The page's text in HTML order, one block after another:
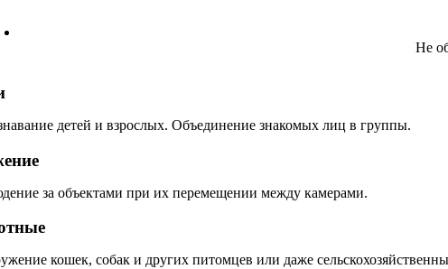
Не
детей и взрослых. Объединение знакомых лиц в группы.
за объектами при их перемещении между камерами.
кошек, собак и других питомцев или даже